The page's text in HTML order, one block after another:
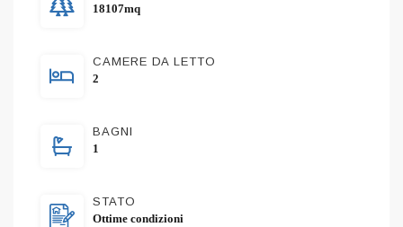
18107mq
CAMERE DA LETTO
2
BAGNI
1
STATO
Ottime condizioni